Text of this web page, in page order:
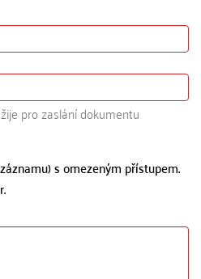
pro zaslání dokumentu
s omezeným přístupem.